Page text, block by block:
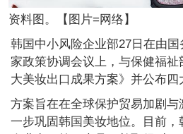
资料图。【图片=网络】
韩国中小风险企业部27日在由
家政策协调会议上，与保健福
大美妆出口成果方案》并公布四
方案旨在在全球保护贸易加剧
一步巩固韩国美妆地位。目前